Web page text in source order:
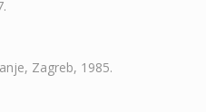
Zagreb, 1985.